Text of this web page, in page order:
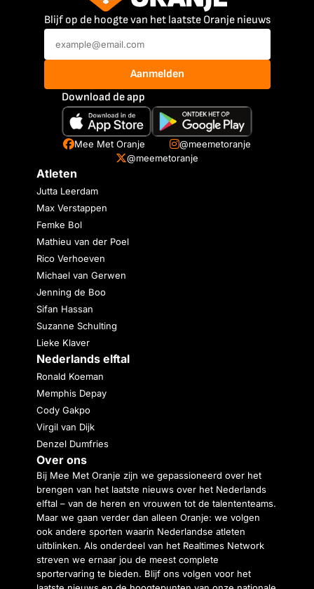
Blijf op de hoogte van het laatste Oranje nieuws
Aanmelden
Download de app
Mee Met Oranje
@meemetoranje
@meemetoranje
Atleten
Jutta Leerdam
Max Verstappen
Femke Bol
Mathieu van der Poel
Rico Verhoeven
Michael van Gerwen
Jenning de Boo
Sifan Hassan
Suzanne Schulting
Lieke Klaver
Nederlands elftal
Ronald Koeman
Memphis Depay
Cody Gakpo
Virgil van Dijk
Denzel Dumfries
Over ons
Bij Mee Met Oranje zijn we gepassioneerd over het
brengen van het laatste nieuws over het Nederlands
elftal – van de heren en vrouwen tot de talententeams.
Maar we gaan verder dan alleen Oranje: we volgen
ook andere sporten waarin Nederlandse atleten
uitblinken. Als onderdeel van het Realtimes Network
streven we ernaar jou de meest complete
sportervaring te bieden. Blijf ons volgen voor het